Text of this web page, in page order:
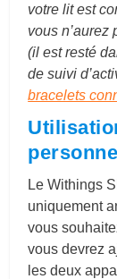
votre lit est
vous n’aurez
(il est resté
de suivi
bracelets
Le Withings
uniquement
vous
vous devrez
les deux